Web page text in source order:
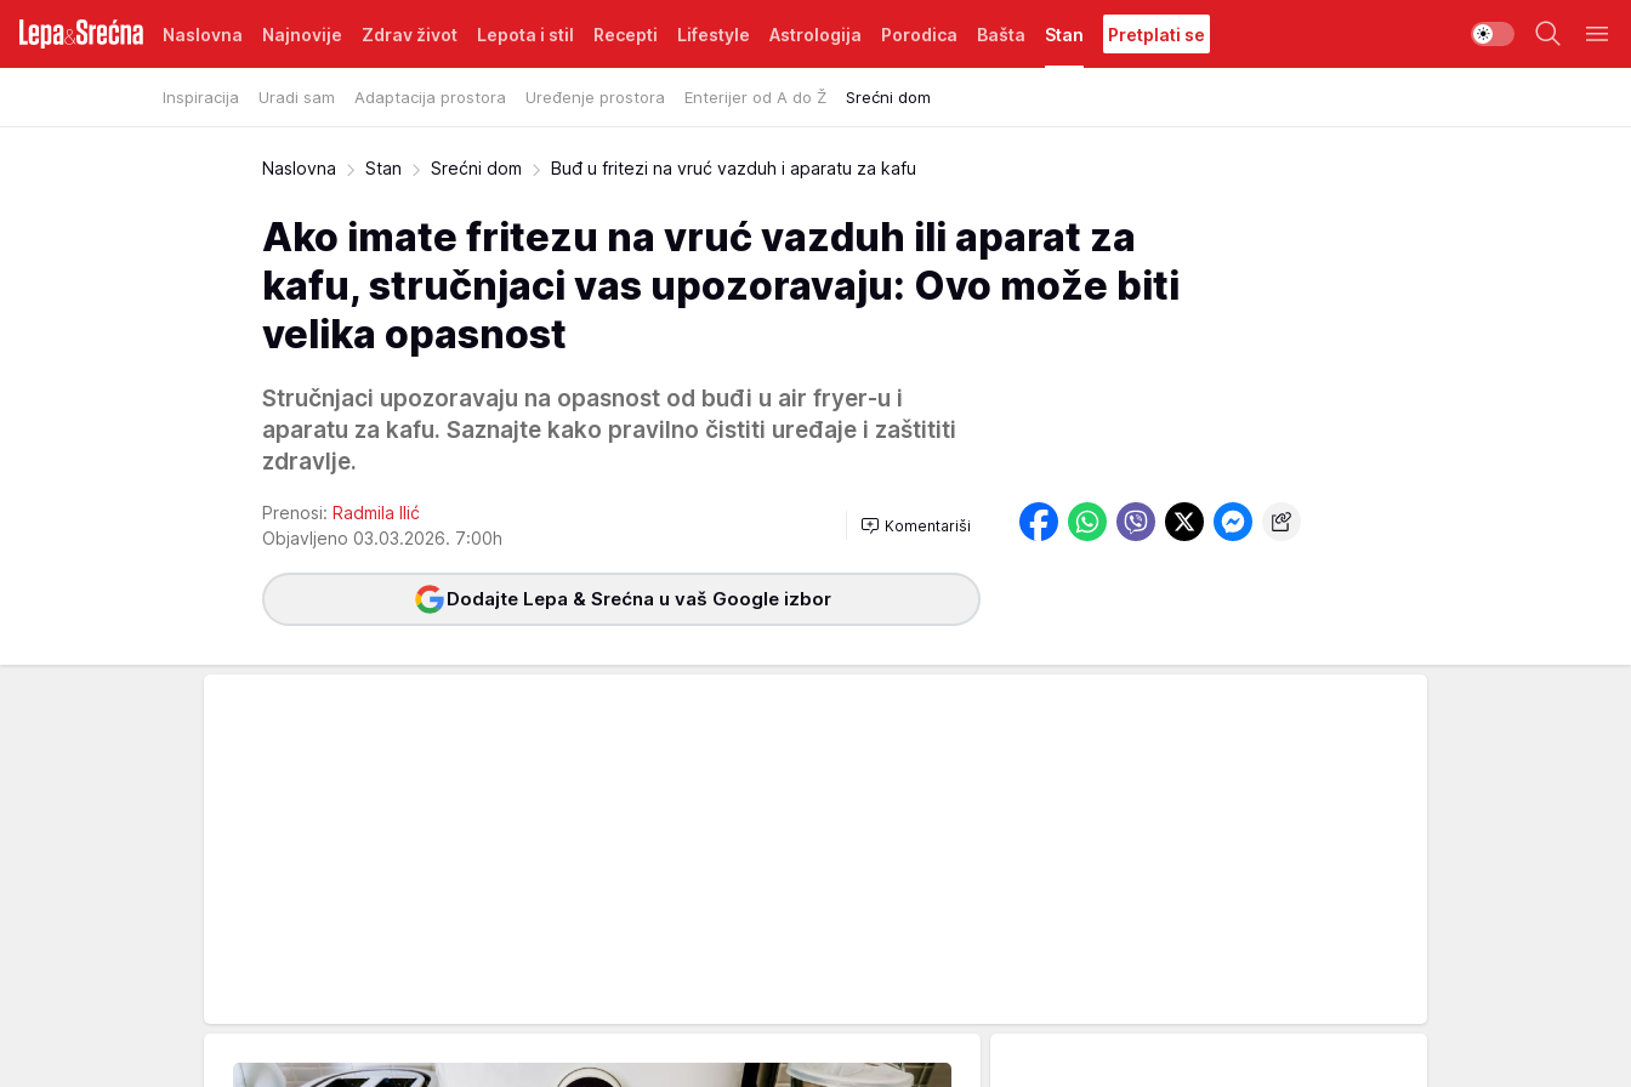
Naslovna Najnovije Zdrav život Lepota i stil Recepti Lifestyle Astrologija Porodica Bašta Stan
Inspiracija Uradi sam Adaptacija prostora Uređenje prostora Enterijer od A do Ž Srećni dom
Pretplati se
Naslovna Stan Srećni dom Buđ u fritezi na vruć vazduh i aparatu za kafu
Ako imate fritezu na vruć vazduh ili aparat za
kafu, stručnjaci vas upozoravaju: Ovo može biti
velika opasnost
Stručnjaci upozoravaju na opasnost od buđi u air fryer-u i
aparatu za kafu. Saznajte kako pravilno čistiti uređaje i zaštititi
zdravlje.
Prenosi: Radmila Ilić
Objavljeno 03.03.2026. 7:00h
Komentariši
Dodajte Lepa & Srećna u vaš Google izbor